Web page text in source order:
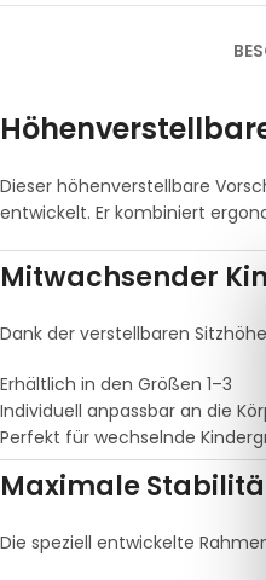
Dieser höhenverstellbare
entwickelt. Er kombiniert
Mitwachsender
Dank der verstellbaren
Erhältlich in den Größen 1–3
Individuell anpassbar an die
Perfekt für wechselnde
Maximale
Die speziell entwickelte